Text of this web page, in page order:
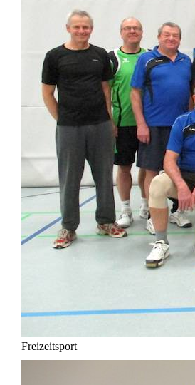
Freizeitsport